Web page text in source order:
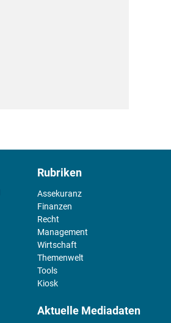
Rubriken
Assekuranz
Finanzen
Recht
Management
Wirtschaft
Themenwelt
Tools
Kiosk
Aktuelle Mediadaten